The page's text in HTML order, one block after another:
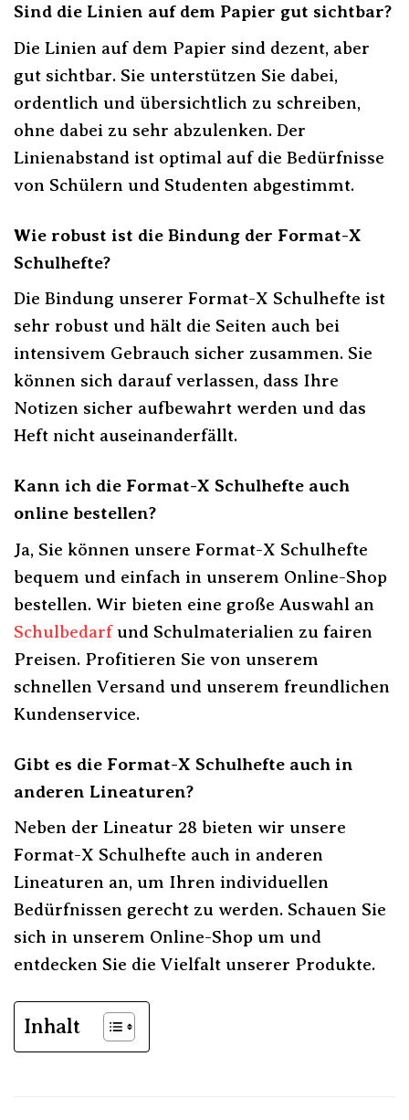
Sind die Linien auf dem Papier gut sichtbar?
Die Linien auf dem Papier sind dezent, aber
gut sichtbar. Sie unterstützen Sie dabei,
ordentlich und übersichtlich zu schreiben,
ohne dabei zu sehr abzulenken. Der
Linienabstand ist optimal auf die Bedürfnisse
von Schülern und Studenten abgestimmt.
Wie robust ist die Bindung der Format-X
Schulhefte?
Die Bindung unserer Format-X Schulhefte ist
sehr robust und hält die Seiten auch bei
intensivem Gebrauch sicher zusammen. Sie
können sich darauf verlassen, dass Ihre
Notizen sicher aufbewahrt werden und das
Heft nicht auseinanderfällt.
Kann ich die Format-X Schulhefte auch
online bestellen?
Ja, Sie können unsere Format-X Schulhefte
bequem und einfach in unserem Online-Shop
bestellen. Wir bieten eine große Auswahl an
Schulbedarfund Schulmaterialien zu fairen
Preisen. Profitieren Sie von unserem
schnellen Versand und unserem freundlichen
Kundenservice.
Gibt es die Format-X Schulhefte auch in
anderen Lineaturen?
Neben der Lineatur 28 bieten wir unsere
Format-X Schulhefte auch in anderen
Lineaturen an, um Ihren individuellen
Bedürfnissen gerecht zu werden. Schauen Sie
sich in unserem Online-Shop um und
entdecken Sie die Vielfalt unserer Produkte.
Inhalt